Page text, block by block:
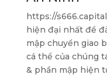
https://
hiện đại nhất để
mập chuyển giao
cá thể của chúng
& phần mập hiện